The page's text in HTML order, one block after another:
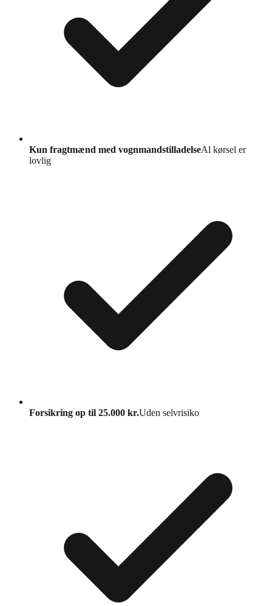
Kun fragtmænd med vognmandstilladelseAl kørsel er
lovlig
Forsikring op til 25.000 kr.Uden selvrisiko